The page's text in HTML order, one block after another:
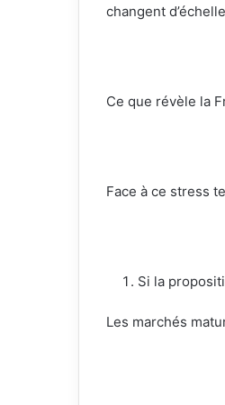
changent
Ce que révèle la
Face à ce stress
Si la
Les marchés